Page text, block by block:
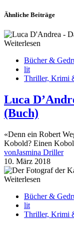
Ähnliche Beiträge
Weiterlesen
Bücher &
lit
Thriller, Krimi
Luca
(Buch)
«Denn ein Robert
Kobold? Einen
vonJasmina Driller
10. März 2018
Weiterlesen
Bücher &
lit
Thriller, Krimi